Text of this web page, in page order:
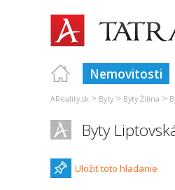
Nemovitosti
AReality.sk > Byty > Byty Žilina >
Byty
Uložiť toto hladanie